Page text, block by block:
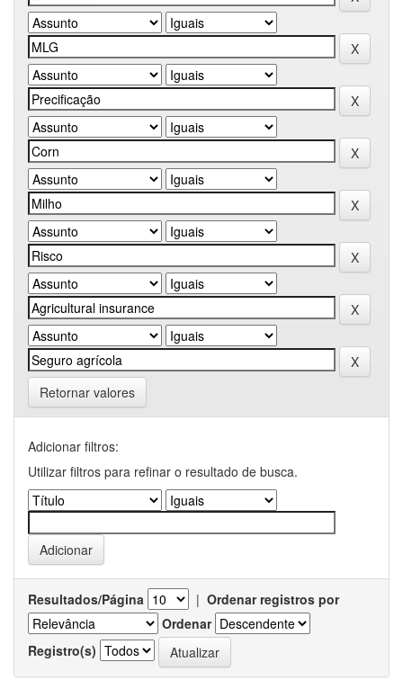
Retornar valores
Adicionar filtros:
Utilizar filtros para refinar o resultado de busca.
Resultados/Página | Ordenar registros por
Ordenar
Registro(s)